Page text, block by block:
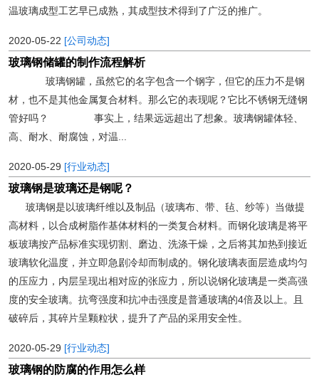
温玻璃成型工艺早已成熟，其成型技术得到了广泛的推广。
2020-05-22 [公司动态]
玻璃钢储罐的制作流程解析
玻璃钢罐，虽然它的名字包含一个钢字，但它的压力不是钢
材，也不是其他金属复合材料。那么它的表现呢？它比不锈钢无缝钢
管好吗？ 事实上，结果远远超出了想象。玻璃钢罐体轻、
高、耐水、耐腐蚀，对温...
2020-05-29 [行业动态]
玻璃钢是玻璃还是钢呢？
玻璃钢是以玻璃纤维以及制品（玻璃布、带、毡、纱等）当做提
高材料，以合成树脂作基体材料的一类复合材料。而钢化玻璃是将平
板玻璃按产品标准实现切割、磨边、洗涤干燥，之后将其加热到接近
玻璃软化温度，并立即急剧冷却而制成的。钢化玻璃表面层造成均匀
的压应力，内层呈现出相对应的张应力，所以说钢化玻璃是一类高强
度的安全玻璃。抗弯强度和抗冲击强度是普通玻璃的4倍及以上。且
破碎后，其碎片呈颗粒状，提升了产品的采用安全性。
2020-05-29 [行业动态]
玻璃钢的防腐的作用怎么样